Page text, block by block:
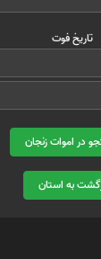
تاریخ فوت
اموات زنجان
به استان